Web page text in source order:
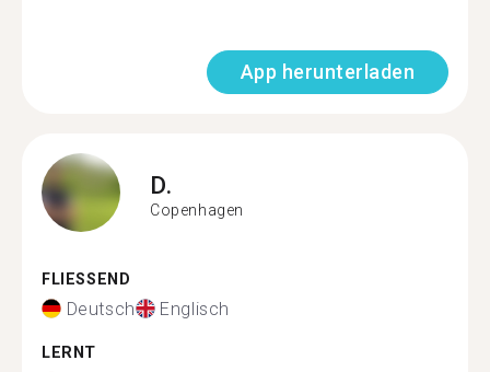
App herunterladen
D.
Copenhagen
FLIESSEND
Deutsch Englisch
LERNT